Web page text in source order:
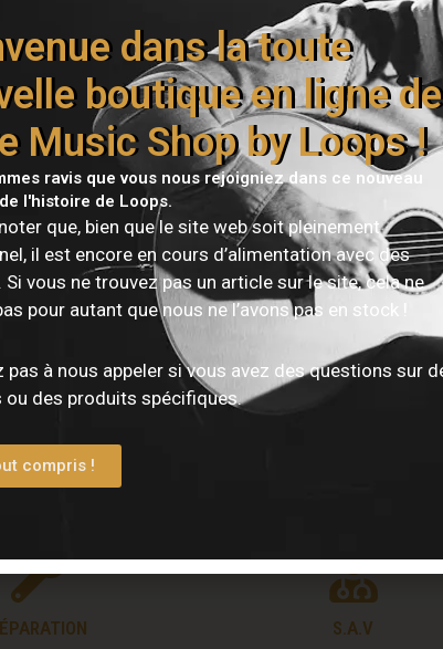
Shop by
de musique en
les mois à
pour les
rien que ça !
expérimenté
accueillera
S.A.V
dans la toute
boutique en ligne de
Music Shop by Loops !
ravis que vous nous rejoigniez dans ce nouveau
l'histoire de Loops.
que, bien que le site web soit pleinement
il est encore en cours d’alimentation avec des
vous ne trouvez pas un article sur le site, cela ne
pour autant que nous ne l’avons pas en stock !
pas à nous appeler si vous avez des questions sur
ou des produits spécifiques.
compris !